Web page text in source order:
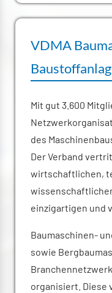
VDMA
Mit gut 3.600
des
Der Verband
wirtschaftlichen,
einzigartigen und
Baumaschinen-
sowie
organisiert. Diese